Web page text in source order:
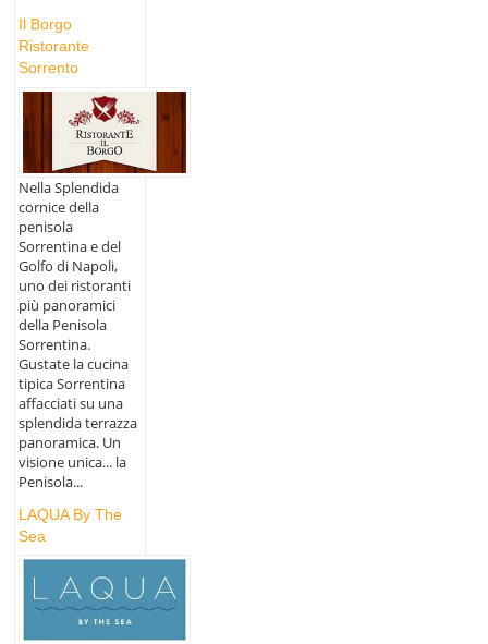
Il Borgo
Ristorante
Sorrento
Nella Splendida
cornice della
penisola
Sorrentina e del
Golfo di Napoli,
uno dei ristoranti
più panoramici
della Penisola
Sorrentina.
Gustate la cucina
tipica Sorrentina
affacciati su una
splendida terrazza
panoramica. Un
visione unica... la
Penisola...
LAQUA By The
Sea